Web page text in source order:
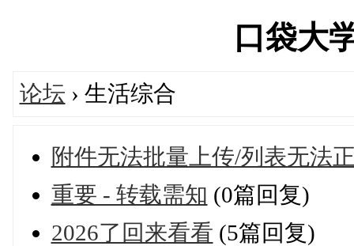
口袋大
论坛 › 生活综合
附件无法批量上传/列表无法
重要 - 转载需知 (0篇回复)
2026了回来看看 (5篇回复)